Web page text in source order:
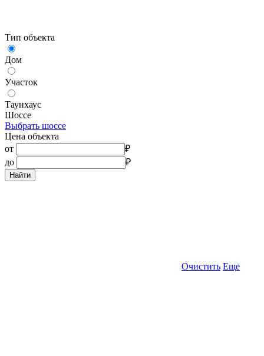
Тип объекта
Дом
Участок
Таунхаус
Шоссе
Выбрать шоссе
Цена объекта
от
₽
до
₽
Найти
Очистить Еще